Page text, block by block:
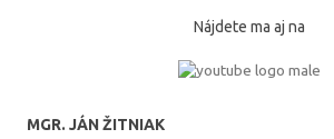
Nájdete ma aj na
MGR. JÁN ŽITNIAK